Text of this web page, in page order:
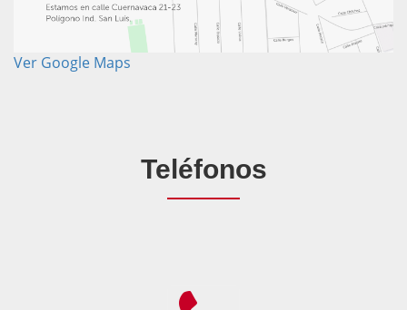
Ver Google Maps
Teléfonos